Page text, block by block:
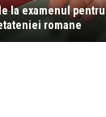
la examenul pentru
romane